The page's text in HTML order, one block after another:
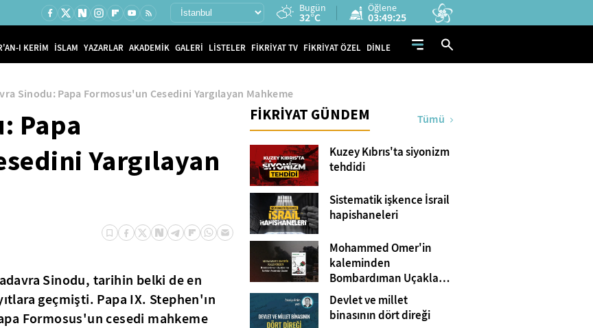
Bugün
32°C
Öğlene
03:49:23
I KERİM İSLAM YAZARLAR AKADEMİK GALERİ LİSTELER FİKRİYAT TV FİKRİYAT ÖZEL DİNLE
Sinodu: Papa Formosus'un Cesedini Yargılayan Mahkeme
Papa
Yargılayan
Sinodu, tarihin belki de en
geçmişti. Papa IX. Stephen'ın
Formosus'un cesedi mahkeme
FİKRİYAT GÜNDEM Tümü
Kuzey Kıbrıs'ta siyonizm
tehdidi
Sistematik işkence İsrail
hapishaneleri
Mohammed Omer'in
kaleminden
Bombardıman Uçakları
ve Tanklar Arasında
Gazze
Devlet ve millet
binasının dört direği